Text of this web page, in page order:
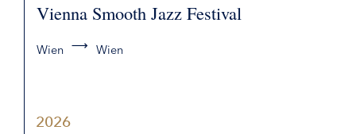
2026
Vienna Smooth Jazz Festival
Wien Wien